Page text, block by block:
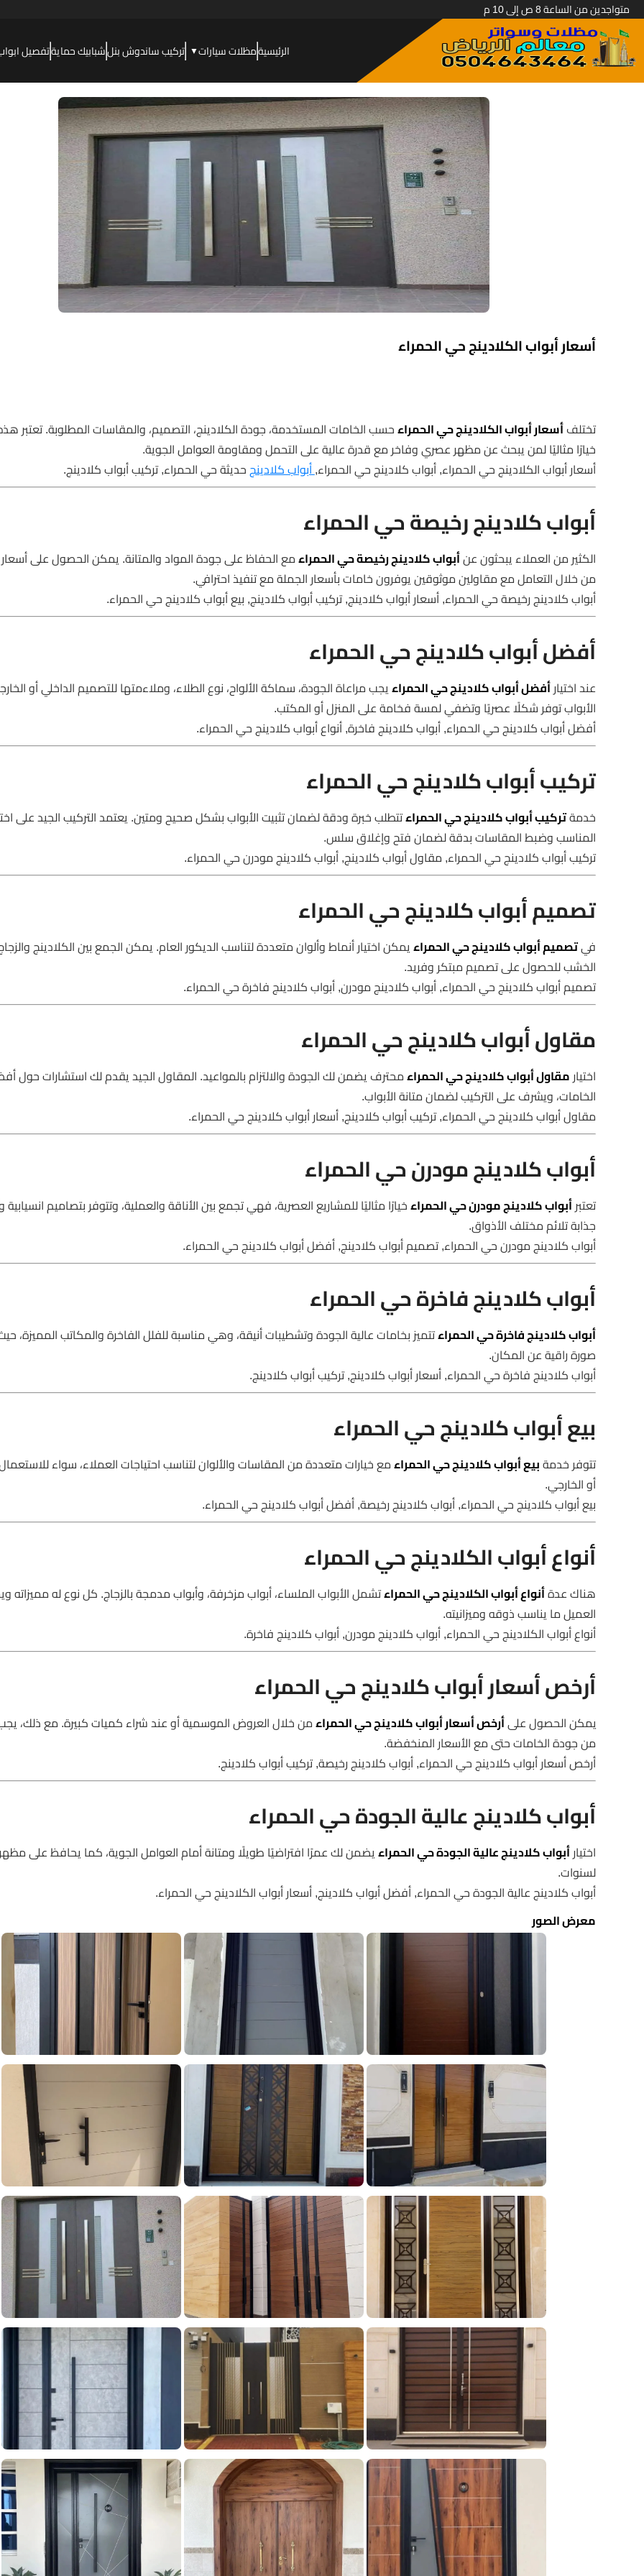
متواجدين من الساعة 8 ص إلى 10 م
الرئيسيةمظلات سيارات▼ تركيب ساندوش بنلشبابيك حمايةتفصيل
أسعار أبواب الكلادينج حي الحمراء
تختلفأسعار أبواب الكلادينج حي الحمراءحسب الخامات المستخدمة، جودة الكلادينج، التصميم، والمقاسات المطلوبة. تعتبر
خيارًا مثاليًا لمن يبحث عن مظهر عصري وفاخر مع قدرة عالية على التحمل ومقاومة العوامل الجوية.
أسعار أبواب الكلادينج حي الحمراء, أبواب كلادينج حي الحمراء,أبواب كلادينجحديثة حي الحمراء, تركيب أبواب كلادينج.
أبواب كلادينج رخيصة حي الحمراء
الكثير من العملاء يبحثون عنأبواب كلادينج رخيصة حي الحمراءمع الحفاظ على جودة المواد والمتانة. يمكن الحصول على
من خلال التعامل مع مقاولين موثوقين يوفرون خامات بأسعار الجملة مع تنفيذ احترافي.
أبواب كلادينج رخيصة حي الحمراء, أسعار أبواب كلادينج, تركيب أبواب كلادينج, بيع أبواب كلادينج حي الحمراء.
أفضل أبواب كلادينج حي الحمراء
عند اختيارأفضل أبواب كلادينج حي الحمراءيجب مراعاة الجودة، سماكة الألواح، نوع الطلاء، وملاءمتها للتصميم الداخلي أو
الأبواب توفر شكلًا عصريًا وتضفي لمسة فخامة على المنزل أو المكتب.
أفضل أبواب كلادينج حي الحمراء, أبواب كلادينج فاخرة, أنواع أبواب كلادينج حي الحمراء.
تركيب أبواب كلادينج حي الحمراء
خدمةتركيب أبواب كلادينج حي الحمراءتتطلب خبرة ودقة لضمان تثبيت الأبواب بشكل صحيح ومتين. يعتمد التركيب الجيد على
المناسب وضبط المقاسات بدقة لضمان فتح وإغلاق سلس.
تركيب أبواب كلادينج حي الحمراء, مقاول أبواب كلادينج, أبواب كلادينج مودرن حي الحمراء.
تصميم أبواب كلادينج حي الحمراء
فيتصميم أبواب كلادينج حي الحمراءيمكن اختيار أنماط وألوان متعددة لتناسب الديكور العام. يمكن الجمع بين الكلادينج
الخشب للحصول على تصميم مبتكر وفريد.
تصميم أبواب كلادينج حي الحمراء, أبواب كلادينج مودرن, أبواب كلادينج فاخرة حي الحمراء.
مقاول أبواب كلادينج حي الحمراء
اختيارمقاول أبواب كلادينج حي الحمراءمحترف يضمن لك الجودة والالتزام بالمواعيد. المقاول الجيد يقدم لك استشارات حول
الخامات، ويشرف على التركيب لضمان متانة الأبواب.
مقاول أبواب كلادينج حي الحمراء, تركيب أبواب كلادينج, أسعار أبواب كلادينج حي الحمراء.
أبواب كلادينج مودرن حي الحمراء
تعتبرأبواب كلادينج مودرن حي الحمراءخيارًا مثاليًا للمشاريع العصرية، فهي تجمع بين الأناقة والعملية، وتتوفر بتصاميم انسيابية
جذابة تلائم مختلف الأذواق.
أبواب كلادينج مودرن حي الحمراء, تصميم أبواب كلادينج, أفضل أبواب كلادينج حي الحمراء.
أبواب كلادينج فاخرة حي الحمراء
أبواب كلادينج فاخرة حي الحمراءتتميز بخامات عالية الجودة وتشطيبات أنيقة، وهي مناسبة للفلل الفاخرة والمكاتب المميزة،
صورة راقية عن المكان.
أبواب كلادينج فاخرة حي الحمراء, أسعار أبواب كلادينج, تركيب أبواب كلادينج.
بيع أبواب كلادينج حي الحمراء
تتوفر خدمةبيع أبواب كلادينج حي الحمراءمع خيارات متعددة من المقاسات والألوان لتناسب احتياجات العملاء، سواء
أو الخارجي.
بيع أبواب كلادينج حي الحمراء, أبواب كلادينج رخيصة, أفضل أبواب كلادينج حي الحمراء.
أنواع أبواب الكلادينج حي الحمراء
هناك عدةأنواع أبواب الكلادينج حي الحمراءتشمل الأبواب الملساء، أبواب مزخرفة، وأبواب مدمجة بالزجاج. كل نوع له مميزاته
العميل ما يناسب ذوقه وميزانيته.
أنواع أبواب الكلادينج حي الحمراء, أبواب كلادينج مودرن, أبواب كلادينج فاخرة.
أرخص أسعار أبواب كلادينج حي الحمراء
يمكن الحصول علىأرخص أسعار أبواب كلادينج حي الحمراءمن خلال العروض الموسمية أو عند شراء كميات كبيرة. مع ذلك، يجب
من جودة الخامات حتى مع الأسعار المنخفضة.
أرخص أسعار أبواب كلادينج حي الحمراء, أبواب كلادينج رخيصة, تركيب أبواب كلادينج.
أبواب كلادينج عالية الجودة حي الحمراء
اختيارأبواب كلادينج عالية الجودة حي الحمراءيضمن لك عمرًا افتراضيًا طويلًا ومتانة أمام العوامل الجوية، كما يحافظ على
لسنوات.
أبواب كلادينج عالية الجودة حي الحمراء, أفضل أبواب كلادينج, أسعار أبواب الكلادينج حي الحمراء.
معرض الصور